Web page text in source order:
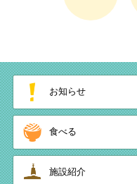
お知らせ
食べる
施設紹介